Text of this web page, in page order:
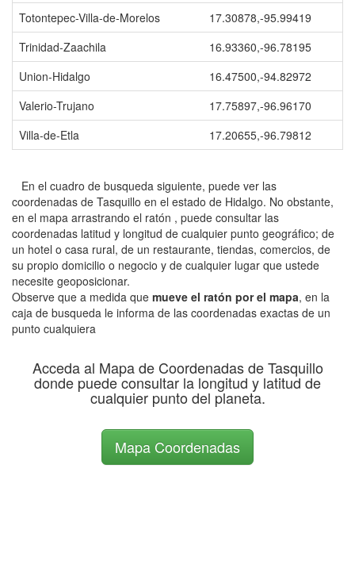
Totontepec-Villa-de-Morelos
17.30878,-95.99419
Trinidad-Zaachila
16.93360,-96.78195
Union-Hidalgo
16.47500,-94.82972
Valerio-Trujano
17.75897,-96.96170
Villa-de-Etla
17.20655,-96.79812
En el cuadro de busqueda siguiente, puede ver las
coordenadas de Tasquillo en el estado de Hidalgo. No obstante,
en el mapa arrastrando el ratón , puede consultar las
coordenadas latitud y longitud de cualquier punto geográfico; de
un hotel o casa rural, de un restaurante, tiendas, comercios, de
su propio domicilio o negocio y de cualquier lugar que ustede
necesite geoposicionar.
Observe que a medida que mueve el ratón por el mapa, en la
caja de busqueda le informa de las coordenadas exactas de un
punto cualquiera
Acceda al Mapa de Coordenadas de Tasquillo
donde puede consultar la longitud y latitud de
cualquier punto del planeta.
Mapa Coordenadas